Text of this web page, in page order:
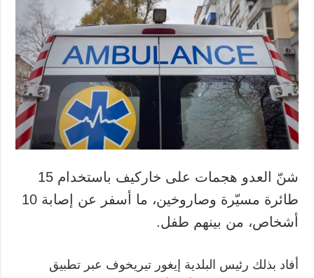
شنّ العدو هجمات على خاركيف باستخدام 15
طائرة مسيّرة وصاروخين، ما أسفر عن إصابة 10
أشخاص، من بينهم طفل.
أفاد بذلك رئيس البلدية إيغور تيريخوف عبر تطبيق